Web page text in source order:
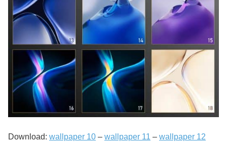
Download: wallpaper 10 – wallpaper 11 – wallpaper 12